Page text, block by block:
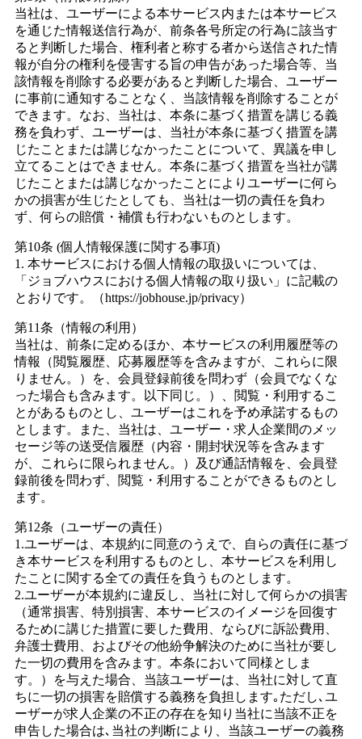
当社は、ユーザーによる本サービス内または本サービス
を通じた情報送信行為が、前条各号所定の行為に該当す
ると判断した場合、権利者と称する者から送信された情
報が自分の権利を侵害する旨の申告があった場合等、当
該情報を削除する必要があると判断した場合、ユーザー
に事前に通知することなく、当該情報を削除することが
できます。なお、当社は、本条に基づく措置を講じる義
務を負わず、ユーザーは、当社が本条に基づく措置を講
じたことまたは講じなかったことについて、異議を申し
立てることはできません。本条に基づく措置を当社が講
じたことまたは講じなかったことによりユーザーに何ら
かの損害が生じたとしても、当社は一切の責任を負わ
ず、何らの賠償・補償も行わないものとします。
第10条 (個人情報保護に関する事項)
1. 本サービスにおける個人情報の取扱いについては、
「ジョブハウスにおける個人情報の取り扱い」に記載の
とおりです。（https://jobhouse.jp/privacy）
第11条（情報の利用）
当社は、前条に定めるほか、本サービスの利用履歴等の
情報（閲覧履歴、応募履歴等を含みますが、これらに限
りません。）を、会員登録前後を問わず（会員でなくな
った場合も含みます。以下同じ。）、閲覧・利用するこ
とがあるものとし、ユーザーはこれを予め承諾するもの
とします。また、当社は、ユーザー・求人企業間のメッ
セージ等の送受信履歴（内容・開封状況等を含みます
が、これらに限られません。）及び通話情報を、会員登
録前後を問わず、閲覧・利用することができるものとし
ます。
第12条（ユーザーの責任）
1.ユーザーは、本規約に同意のうえで、自らの責任に基づ
き本サービスを利用するものとし、本サービスを利用し
たことに関する全ての責任を負うものとします。
2.ユーザーが本規約に違反し、当社に対して何らかの損害
（通常損害、特別損害、本サービスのイメージを回復す
るために講じた措置に要した費用、ならびに訴訟費用、
弁護士費用、およびその他紛争解決のために当社が要し
た一切の費用を含みます。本条において同様としま
す。）を与えた場合、当該ユーザーは、当社に対して直
ちに一切の損害を賠償する義務を負担します｡ただし､ユ
ーザーが求人企業の不正の存在を知り当社に当該不正を
申告した場合は､当社の判断により、当該ユーザーの義務